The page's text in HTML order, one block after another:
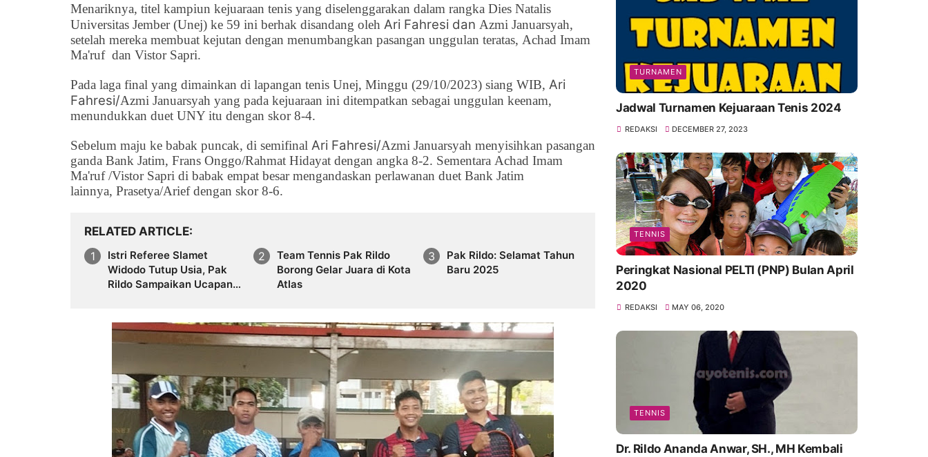
Menariknya, titel kampiun kejuaraan tenis yang diselenggarakan dalam rangka Dies Natalis
Universitas Jember (Unej) ke 59 ini berhak disandang oleh Ari Fahresi dan Azmi Januarsyah,
setelah mereka membuat kejutan dengan menumbangkan pasangan unggulan teratas, Achad Imam
Ma'ruf dan Vistor Sapri.
Pada laga final yang dimainkan di lapangan tenis Unej, Minggu (29/10/2023) siang WIB, Ari
Fahresi/Azmi Januarsyah yang pada kejuaraan ini ditempatkan sebagai unggulan keenam,
menundukkan duet UNY itu dengan skor 8-4.
Sebelum maju ke babak puncak, di semifinal Ari Fahresi/Azmi Januarsyah menyisihkan pasangan
ganda Bank Jatim, Frans Onggo/Rahmat Hidayat dengan angka 8-2. Sementara Achad Imam
Ma'ruf /Vistor Sapri di babak empat besar mengandaskan perlawanan duet Bank Jatim
lainnya, Prasetya/Arief dengan skor 8-6.
RELATED ARTICLE
Istri Referee Slamet
Widodo Tutup Usia, Pak
Rildo Sampaikan Ucapan
Team Tennis Pak Rildo
Borong Gelar Juara di Kota
Atlas
Pak Rildo: Selamat Tahun
Baru 2025
TURNAMEN
Jadwal Turnamen Kejuaraan Tenis 2024
REDAKSI DECEMBER 27, 2023
TENNIS
Peringkat Nasional PELTI (PNP) Bulan April
2020
REDAKSI MAY 06, 2020
TENNIS
Dr. Rildo Ananda Anwar, SH., MH Kembali